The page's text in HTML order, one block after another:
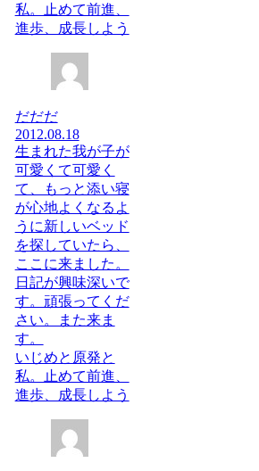
私。止めて前進、
進歩、成長しよう
だだだ
2012.08.18
生まれた我が子が
可愛くて可愛く
て、もっと添い寝
が心地よくなるよ
うに新しいベッド
を探していたら、
ここに来ました。
日記が興味深いで
す。頑張ってくだ
さい。また来ま
す。
いじめと原発と
私。止めて前進、
進歩、成長しよう